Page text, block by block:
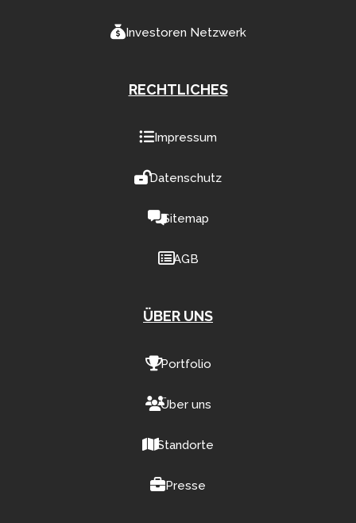
Investoren Netzwerk
RECHTLICHES
Impressum
Datenschutz
Sitemap
AGB
ÜBER UNS
Portfolio
Über uns
Standorte
Presse